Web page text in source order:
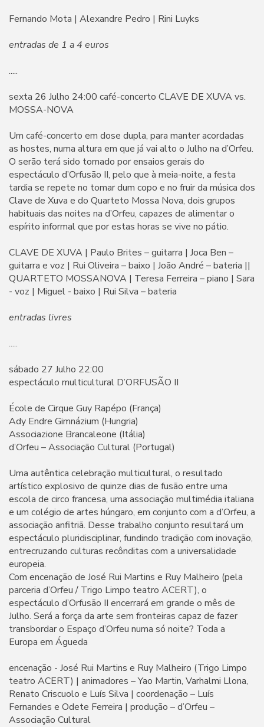
Fernando Mota | Alexandre Pedro | Rini Luyks
entradas de 1 a 4 euros
.....
sexta 26 Julho 24:00 café-concerto CLAVE DE XUVA vs.
MOSSA-NOVA
Um café-concerto em dose dupla, para manter acordadas
as hostes, numa altura em que já vai alto o Julho na d’Orfeu.
O serão terá sido tomado por ensaios gerais do
espectáculo d’Orfusão II, pelo que à meia-noite, a festa
tardia se repete no tomar dum copo e no fruir da música dos
Clave de Xuva e do Quarteto Mossa Nova, dois grupos
habituais das noites na d’Orfeu, capazes de alimentar o
espírito informal que por estas horas se vive no pátio.
CLAVE DE XUVA | Paulo Brites – guitarra | Joca Ben –
guitarra e voz | Rui Oliveira – baixo | João André – bateria ||
QUARTETO MOSSANOVA | Teresa Ferreira – piano | Sara
- voz | Miguel - baixo | Rui Silva – bateria
entradas livres
.....
sábado 27 Julho 22:00
espectáculo multicultural D’ORFUSÃO II
École de Cirque Guy Rapépo (França)
Ady Endre Gimnázium (Hungria)
Associazione Brancaleone (Itália)
d’Orfeu – Associação Cultural (Portugal)
Uma autêntica celebração multicultural, o resultado
artístico explosivo de quinze dias de fusão entre uma
escola de circo francesa, uma associação multimédia italiana
e um colégio de artes húngaro, em conjunto com a d’Orfeu, a
associação anfitriã. Desse trabalho conjunto resultará um
espectáculo pluridisciplinar, fundindo tradição com inovação,
entrecruzando culturas recônditas com a universalidade
europeia.
Com encenação de José Rui Martins e Ruy Malheiro (pela
parceria d’Orfeu / Trigo Limpo teatro ACERT), o
espectáculo d’Orfusão II encerrará em grande o mês de
Julho. Será a força da arte sem fronteiras capaz de fazer
transbordar o Espaço d’Orfeu numa só noite? Toda a
Europa em Águeda
encenação - José Rui Martins e Ruy Malheiro (Trigo Limpo
teatro ACERT) | animadores – Yao Martin, Varhalmi Llona,
Renato Criscuolo e Luís Silva | coordenação – Luís
Fernandes e Odete Ferreira | produção – d’Orfeu –
Associação Cultural